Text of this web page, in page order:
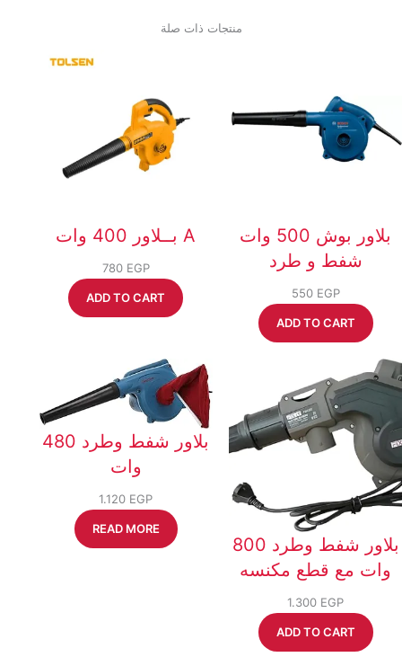
منتجات ذات صلة
بــلاور 400 وات A
780 EGP
ADD TO CART
بلاور بوش 500 وات
شفط و طرد
550 EGP
ADD TO CART
بلاور شفط وطرد 480
وات
1.120 EGP
READ MORE
بلاور شفط وطرد 800
وات مع قطع مكنسه
1.300 EGP
ADD TO CART